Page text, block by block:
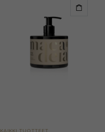
KAIKKI TUOTTEET